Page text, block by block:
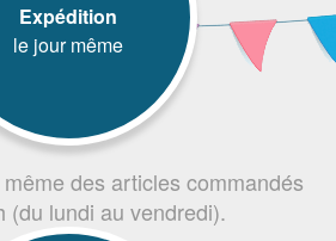
Expédition
le jour même
des articles commandés
(du lundi au vendredi).